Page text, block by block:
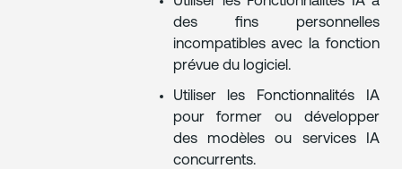
des fins personnelles
incompatibles avec la fonction
prévue du logiciel.
Utiliser les Fonctionnalités IA
pour former ou développer
des modèles ou services IA
concurrents.